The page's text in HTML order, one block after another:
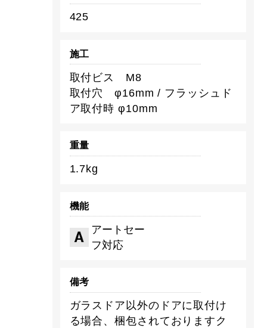
425
施工
取付ビス M8
取付穴 φ16mm / フラッシュド
ア取付時 φ10mm
重量
1.7kg
機能
アートセー
フ対応
備考
ガラスドア以外のドアに取付け
る場合、梱包されておりますク